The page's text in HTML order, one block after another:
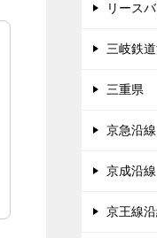
リース
三岐鉄
三重県
京急沿線
京成沿線
京王線